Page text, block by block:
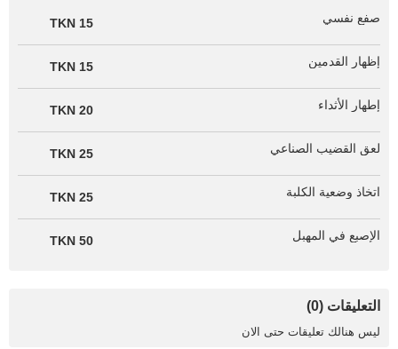
صفع نفسي 15 TKN
إظهار القدمين 15 TKN
إطهار الأثداء 20 TKN
لعق القضيب الصناعي 25 TKN
اتخاذ وضعية الكلبة 25 TKN
الإصبع في المهبل 50 TKN
التعليقات (0)
ليس هنالك تعليقات حتى الان